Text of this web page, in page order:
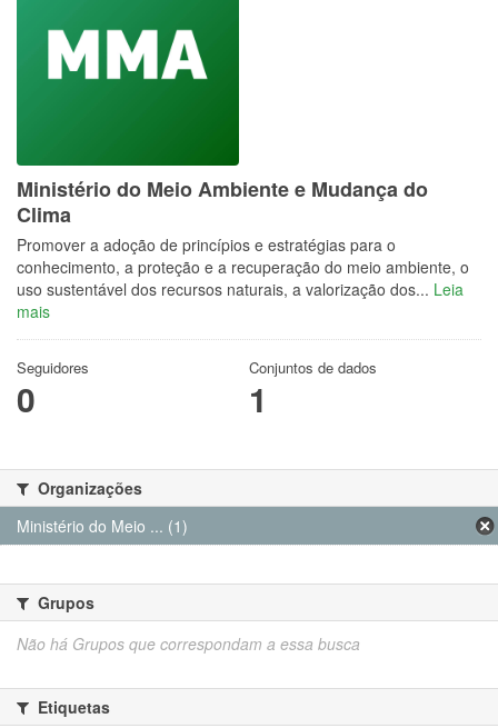
Ministério do Meio Ambiente e Mudança do
Clima
Promover a adoção de princípios e estratégias para o
conhecimento, a proteção e a recuperação do meio ambiente, o
uso sustentável dos recursos naturais, a valorização dos... Leia
mais
Seguidores
0
Conjuntos de dados
1
Organizações
Ministério do Meio ... (1)
Grupos
Não há Grupos que correspondam a essa busca
Etiquetas